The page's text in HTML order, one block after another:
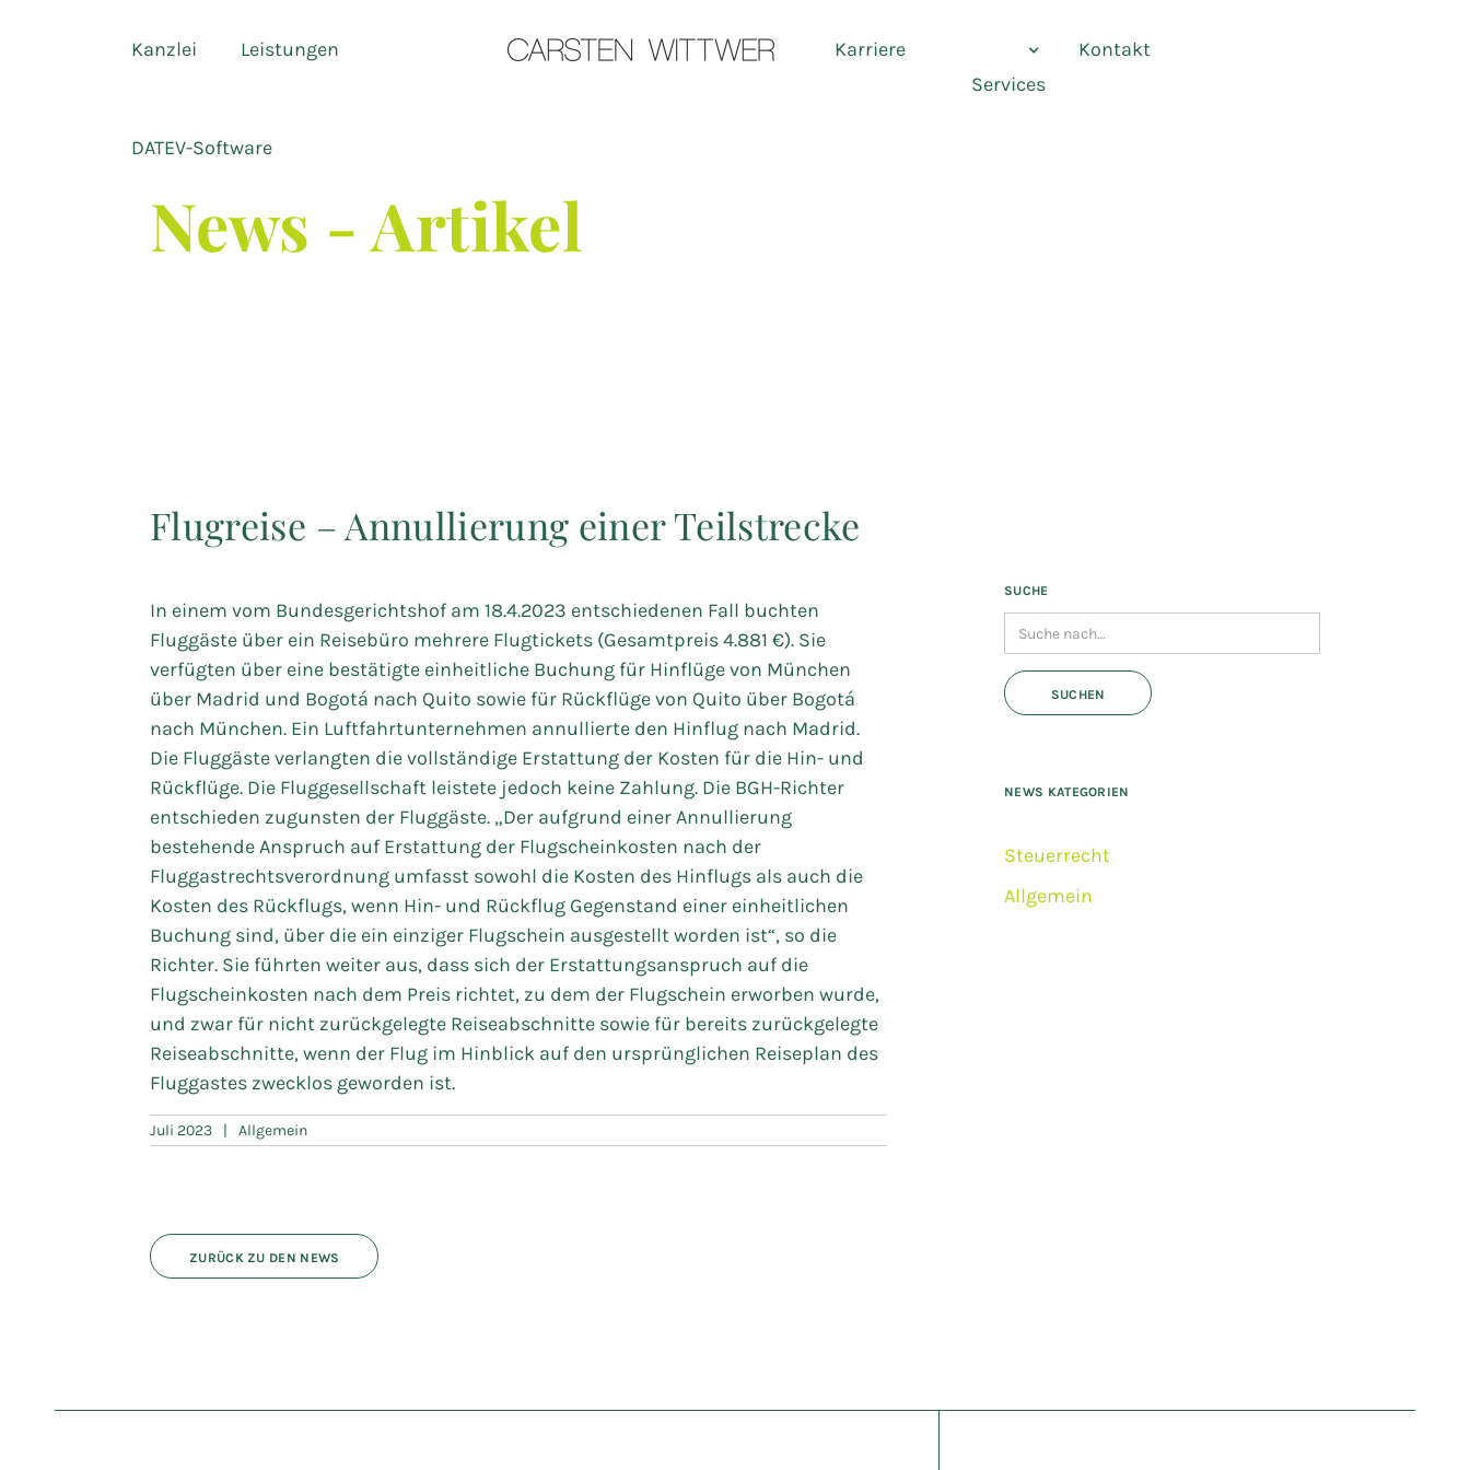
Kanzlei Leistungen
DATEV-Software
Karriere
Services
Kontakt
News - Artikel
Flugreise – Annullierung einer Teilstrecke
In einem vom Bundesgerichtshof am 18.4.2023 entschiedenen Fall buchten
Fluggäste über ein Reisebüro mehrere Flugtickets (Gesamtpreis 4.881 €). Sie
verfügten über eine bestätigte einheitliche Buchung für Hinflüge von München
über Madrid und Bogotá nach Quito sowie für Rückflüge von Quito über Bogotá
nach München. Ein Luftfahrtunternehmen annullierte den Hinflug nach Madrid.
Die Fluggäste verlangten die vollständige Erstattung der Kosten für die Hin- und
Rückflüge. Die Fluggesellschaft leistete jedoch keine Zahlung. Die BGH-Richter
entschieden zugunsten der Fluggäste. „Der aufgrund einer Annullierung
bestehende Anspruch auf Erstattung der Flugscheinkosten nach der
Fluggastrechtsverordnung umfasst sowohl die Kosten des Hinflugs als auch die
Kosten des Rückflugs, wenn Hin- und Rückflug Gegenstand einer einheitlichen
Buchung sind, über die ein einziger Flugschein ausgestellt worden ist“, so die
Richter. Sie führten weiter aus, dass sich der Erstattungsanspruch auf die
Flugscheinkosten nach dem Preis richtet, zu dem der Flugschein erworben wurde,
und zwar für nicht zurückgelegte Reiseabschnitte sowie für bereits zurückgelegte
Reiseabschnitte, wenn der Flug im Hinblick auf den ursprünglichen Reiseplan des
Fluggastes zwecklos geworden ist.
Juli 2023 | Allgemein
SUCHE
NEWS KATEGORIEN
Steuerrecht
Allgemein
ZURÜCK ZU DEN NEWS